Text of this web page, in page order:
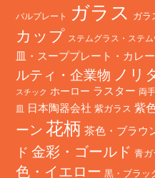
バルプレート ガラス ガラ
カップ ステムグラス・ステ
皿・スーププレート・カレー
ルティ・企業物 ノリ
スチック ホーロー ラスター 両
皿
日本陶器会社 紫ガラス 紫
ーン 花柄 茶色・ブラウ
ド 金彩・ゴールド 青ガ
色・イエロー 黒・ブラッ